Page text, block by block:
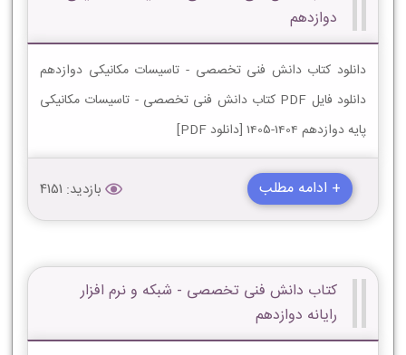
دوازدهم
دانلود کتاب دانش فنی تخصصی - تاسیسات مکانیکی دوازدهم
دانلود فایل PDF کتاب دانش فنی تخصصی - تاسیسات مکانیکی
پایه دوازدهم 1404-1405 [دانلود PDF]
+ ادامه مطلب بازدید: 4151
کتاب دانش فنی تخصصی - شبکه و نرم افزار
رایانه دوازدهم